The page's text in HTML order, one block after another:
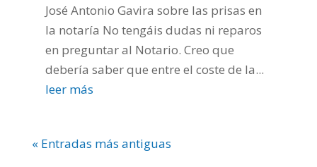
José Antonio Gavira sobre las prisas en
la notaría No tengáis dudas ni reparos
en preguntar al Notario. Creo que
debería saber que entre el coste de la...
leer más
« Entradas más antiguas